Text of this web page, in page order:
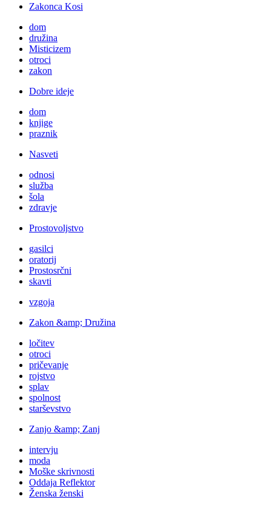
Zakonca Kosi
dom
družina
Misticizem
otroci
zakon
Dobre ideje
dom
knjige
praznik
Nasveti
odnosi
služba
šola
zdravje
Prostovoljstvo
gasilci
oratorij
Prostosrčni
skavti
vzgoja
Zakon &amp; Družina
ločitev
otroci
pričevanje
rojstvo
splav
spolnost
starševstvo
Zanjo &amp; Zanj
intervju
moda
Moške skrivnosti
Oddaja Reflektor
Ženska ženski